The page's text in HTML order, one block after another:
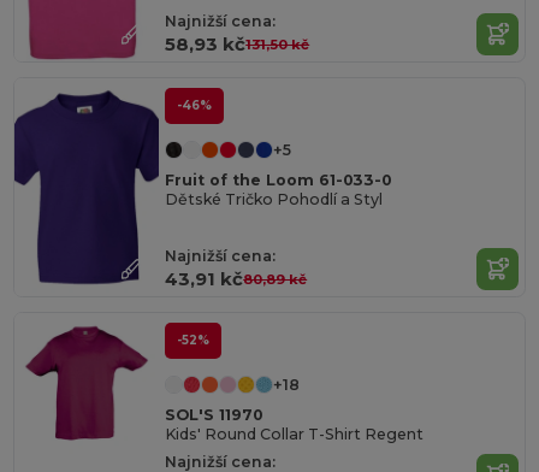
Najnižší cena:
58,93 kč131,50 kč
-46%
+5
Fruit of the Loom 61-033-0
Dětské Tričko Pohodlí a Styl
Najnižší cena:
43,91 kč80,89 kč
-52%
+18
SOL'S 11970
Kids' Round Collar T-Shirt Regent
Najnižší cena: